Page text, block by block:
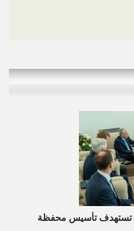
تستهدف تأسيس محفظة